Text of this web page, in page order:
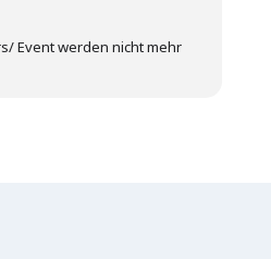
Event werden nicht mehr